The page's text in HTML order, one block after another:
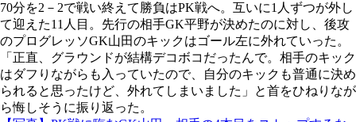
70分を2－2で戦い終えて勝負はPK戦へ。互いに1人ずつが外し
て迎えた11人目。先行の相手GK平野が決めたのに対し、後攻
のプログレッソGK山田のキックはゴール左に外れていった。
「正直、グラウンドが結構デコボコだったんで。相手のキック
はダフりながらも入っていたので、自分のキックも普通に決め
られると思ったけど、外れてしまいました」と首をひねりなが
ら悔しそうに振り返った。